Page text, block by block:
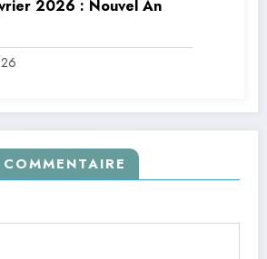
2026 : Nouvel An